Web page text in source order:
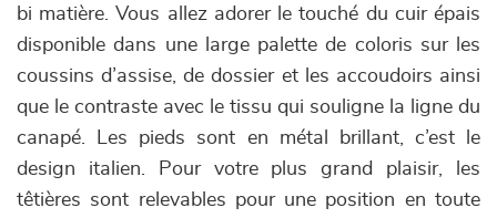
bi matière. Vous allez adorer le touché du cuir épais
disponible dans une large palette de coloris sur les
coussins d’assise, de dossier et les accoudoirs ainsi
que le contraste avec le tissu qui souligne la ligne du
canapé. Les pieds sont en métal brillant, c’est le
design italien. Pour votre plus grand plaisir, les
têtières sont relevables pour une position en toute